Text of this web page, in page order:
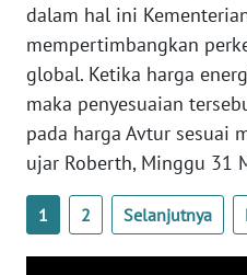
dalam hal ini
mempertimbangkan
global. Ketika harga
maka penyesuaian
pada harga Avtur sesuai
ujar Roberth, Minggu 31
1 2 Selanjutnya
WN
BABEL
SUMBAR
WN
SUMSEL
WN